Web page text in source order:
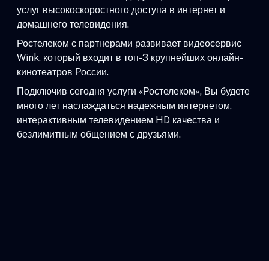
услуг высокоскоростного доступа в интернет и
домашнего телевидения.
Ростелеком с партнерами развивает видеосервис
Wink, который входит в топ-3 крупнейших онлайн-
кинотеатров России.
Подключив сегодня услуги «Ростелеком», Вы будете
много лет наслаждаться надежным интернетом,
интерактивным телевидением HD качества и
безлимитным общением с друзьями.